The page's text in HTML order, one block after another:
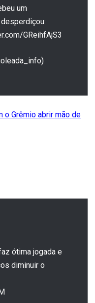
um
GReihfAjS3
Grêmio abrir mão de
ótima jogada e
diminuir o